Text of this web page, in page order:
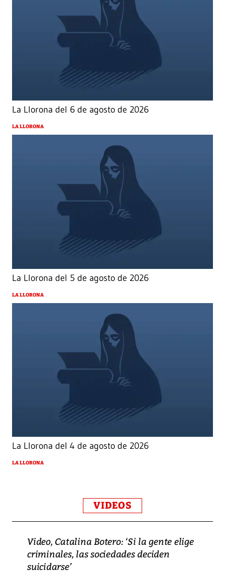
La Llorona del 6 de agosto de 2026
LA LLORONA
La Llorona del 5 de agosto de 2026
LA LLORONA
La Llorona del 4 de agosto de 2026
LA LLORONA
VIDEOS
Video, Catalina Botero: ‘Si la gente elige
criminales, las sociedades deciden
suicidarse’